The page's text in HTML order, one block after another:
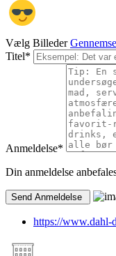
Vælg Billeder Gennemse
Titel*
Anmeldelse*
Din anmeldelse
https://www.dahl-